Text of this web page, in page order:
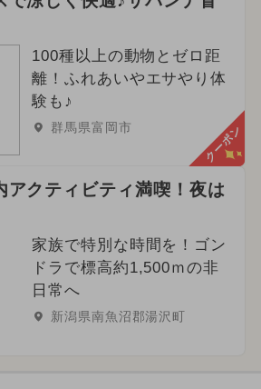
100種以上の動物とゼロ距
離！ふれあいやエサやり体
験も♪
群馬県富岡市 クーポン
アクティビティ満喫！夜は
家族で特別な時間を！ゴン
ドラで標高約1,500ｍの非
日常へ
新潟県南魚沼郡湯沢町